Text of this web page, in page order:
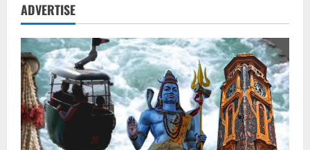
में
खुफिया
एजेंसियां
जांच
में
जुटीं,
बड़े
नेटवर्क
की
आशंका
ADVERTISE